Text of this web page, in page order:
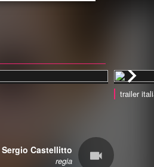
trailer
Sergio Castellitto
regia